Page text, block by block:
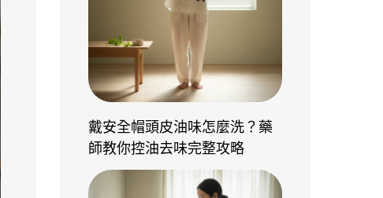
戴安全帽頭皮油味怎麼洗？藥
師教你控油去味完整攻略